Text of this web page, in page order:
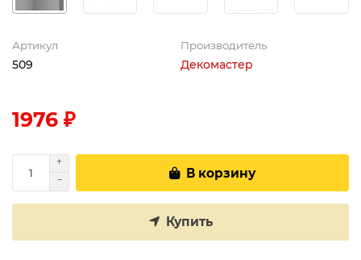
Артикул
509
Производитель
Декомастер
1976 ₽
В корзину
Купить